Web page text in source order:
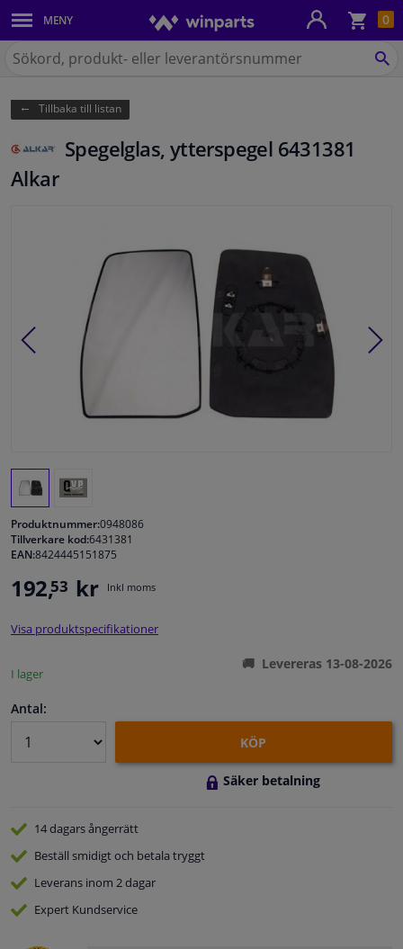
0
MENY
Karosseri
Belysning
Bromssystem
Avgassystem
Kylsystem & Värmesystem
Filter & Vätskor
Bagage & Transport
Interiör & bilklädsel
Bilvård & Tillbehör
Verkstad & Verktyg
Husbil, motorcykel, cykel & båt
Sensorer & Elsystem
på
Tillbaka till listan
Spegelglas, ytterspegel 6431381
Alkar
Produktnummer:0948086
Tillverkare kod:6431381
EAN:8424445151875
192,53 kr Inkl moms
Visa produktspecifikationer
I lager
Levereras 13-08-2026
Antal:
KÖP
Säker betalning
14 dagarsångerrätt
Beställ smidigt och betala tryggt
Leverans inom 2 dagar
Expert Kundservice